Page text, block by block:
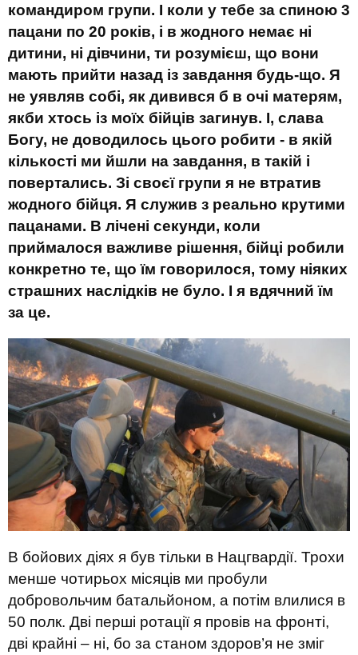
командиром групи. І коли у тебе за спиною 3
пацани по 20 років, і в жодного немає ні
дитини, ні дівчини, ти розумієш, що вони
мають прийти назад із завдання будь-що. Я
не уявляв собі, як дивився б в очі матерям,
якби хтось із моїх бійців загинув. І, слава
Богу, не доводилось цього робити - в якій
кількості ми йшли на завдання, в такій і
повертались. Зі своєї групи я не втратив
жодного бійця. Я служив з реально крутими
пацанами. В лічені секунди, коли
приймалося важливе рішення, бійці робили
конкретно те, що їм говорилося, тому ніяких
страшних наслідків не було. І я вдячний їм
за це.
В бойових діях я був тільки в Нацгвардії. Трохи
менше чотирьох місяців ми пробули
добровольчим батальйоном, а потім влилися в
50 полк. Дві перші ротації я провів на фронті,
дві крайні – ні, бо за станом здоров’я не зміг